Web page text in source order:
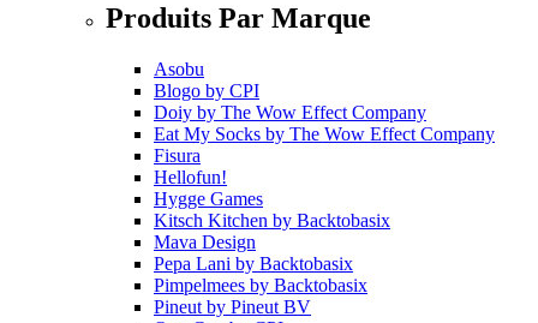
Produits Par Marque
Asobu
Blogo by CPI
Doiy by The Wow Effect Company
Eat My Socks by The Wow Effect Company
Fisura
Hellofun!
Hygge Games
Kitsch Kitchen by Backtobasix
Mava Design
Pepa Lani by Backtobasix
Pimpelmees by Backtobasix
Pineut by Pineut BV